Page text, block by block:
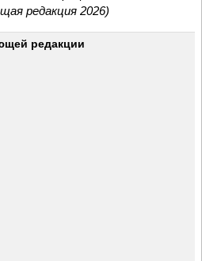
редакция 2026)
редакции